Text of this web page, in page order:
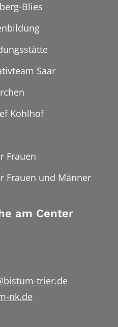
Blies
Saar
Kohlhof
Frauen
Frauen und Männer
am Center
trier.de
nk.de